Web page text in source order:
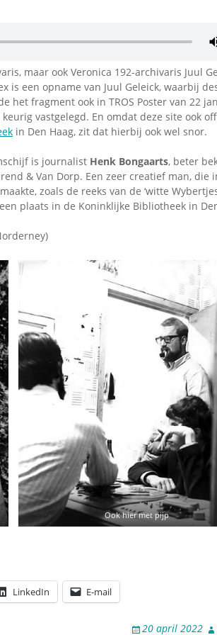
maar ook Veronica 192-archivaris Juul
is een opname van Juul Geleick, waarbij
het fragment ook in TROS Poster van 22
vastgelegd. En omdat deze site ook
in Den Haag, zit dat hierbij ook wel snor.
is journalist Henk Bongaarts, beter
& Van Dorp. Een zeer creatief man, die
zoals de reeks van de ‘witte
plaats in de Koninklijke Bibliotheek in
Ook hier met pijp
LinkedIn E-mail
20 april 2022